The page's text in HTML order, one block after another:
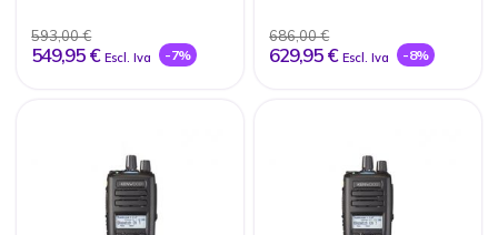
593,00 €
549,95 € Escl. Iva -7%
686,00 €
629,95 € Escl. Iva -8%